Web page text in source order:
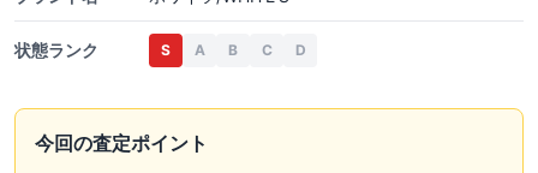
状態ランク S A B C D
今回の査定ポイント